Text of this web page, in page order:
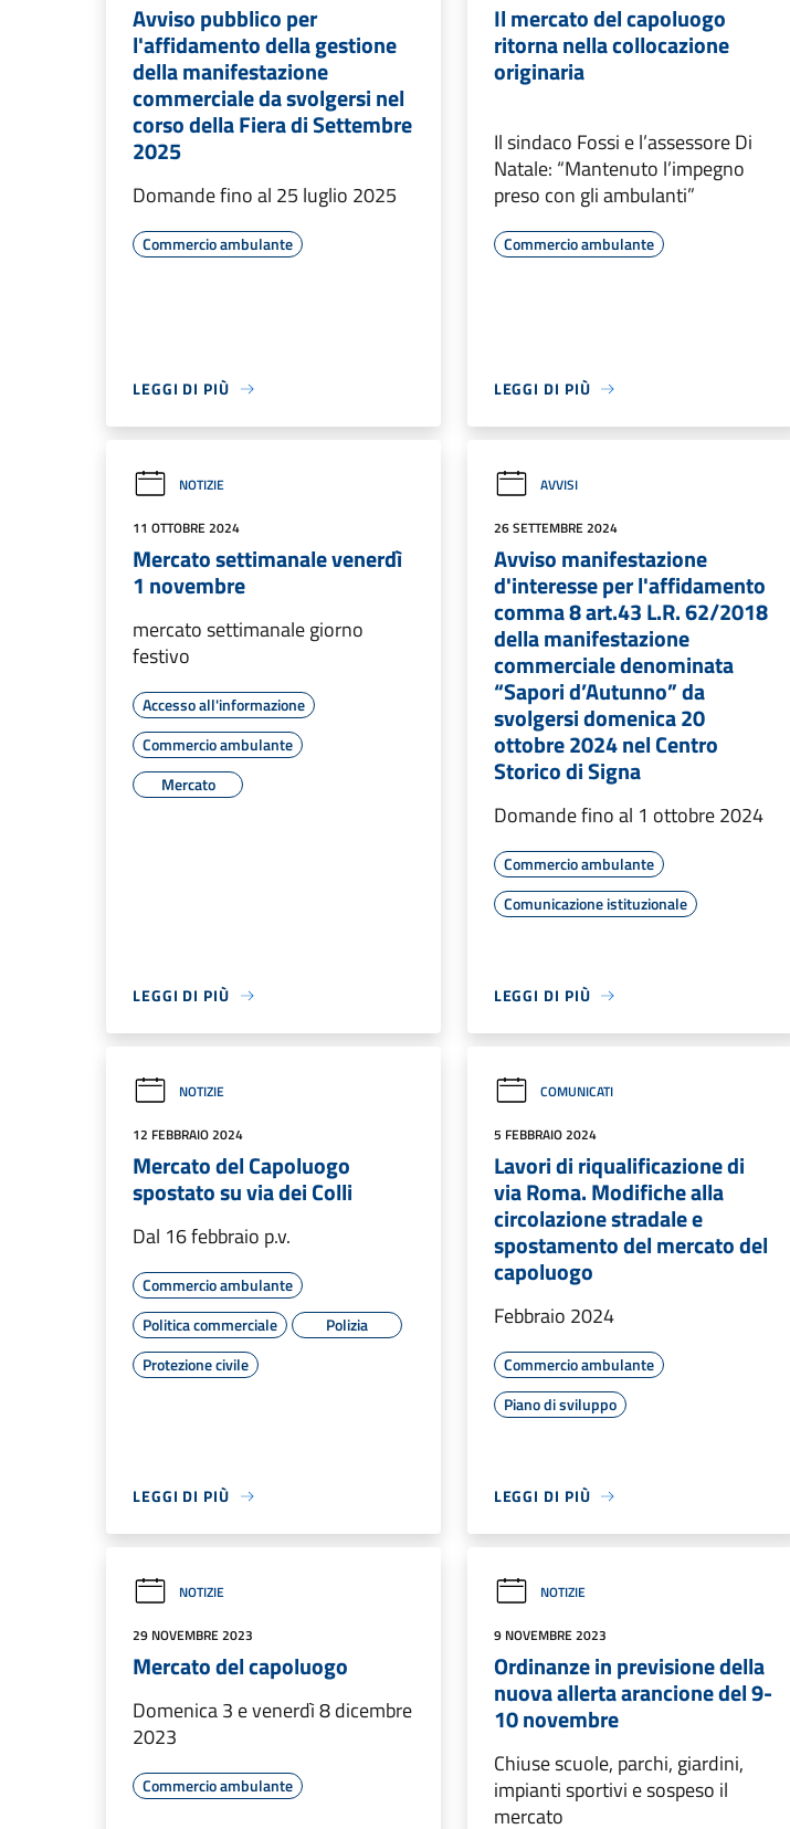
Avviso pubblico per
l'affidamento della gestione
della manifestazione
commerciale da svolgersi nel
corso della Fiera di Settembre
2025
Domande fino al 25 luglio 2025
Commercio ambulante
LEGGI DI PIÙ
Il mercato del capoluogo
ritorna nella collocazione
originaria
Il sindaco Fossi e l’assessore Di
Natale: “Mantenuto l’impegno
preso con gli ambulanti”
Commercio ambulante
LEGGI DI PIÙ
NOTIZIE
11 OTTOBRE 2024
Mercato settimanale venerdì
1 novembre
mercato settimanale giorno
festivo
Accesso all'informazione
Commercio ambulante
Mercato
LEGGI DI PIÙ
AVVISI
26 SETTEMBRE 2024
Avviso manifestazione
d'interesse per l'affidamento
comma 8 art.43 L.R. 62/2018
della manifestazione
commerciale denominata
“Sapori d’Autunno” da
svolgersi domenica 20
ottobre 2024 nel Centro
Storico di Signa
Domande fino al 1 ottobre 2024
Commercio ambulante
Comunicazione istituzionale
LEGGI DI PIÙ
NOTIZIE
12 FEBBRAIO 2024
Mercato del Capoluogo
spostato su via dei Colli
Dal 16 febbraio p.v.
Commercio ambulante
Politica commerciale
Polizia
Protezione civile
LEGGI DI PIÙ
COMUNICATI
5 FEBBRAIO 2024
Lavori di riqualificazione di
via Roma. Modifiche alla
circolazione stradale e
spostamento del mercato del
capoluogo
Febbraio 2024
Commercio ambulante
Piano di sviluppo
LEGGI DI PIÙ
NOTIZIE
29 NOVEMBRE 2023
Mercato del capoluogo
Domenica 3 e venerdì 8 dicembre
2023
Commercio ambulante
NOTIZIE
9 NOVEMBRE 2023
Ordinanze in previsione della
nuova allerta arancione del 9-
10 novembre
Chiuse scuole, parchi, giardini,
impianti sportivi e sospeso il
mercato